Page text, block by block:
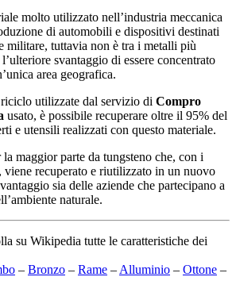
molto utilizzato nell’industria meccanica
di automobili e dispositivi destinati
militare, tuttavia non è tra i metalli più
svantaggio di essere concentrato
area geografica.
utilizzate dal servizio di Compro
usato, è possibile recuperare oltre il 95% del
e utensili realizzati con questo materiale.
maggior parte da tungsteno che, con i
recuperato e riutilizzato in un nuovo
sia delle aziende che partecipano a
naturale.
su Wikipedia tutte le caratteristiche dei
– Bronzo – Rame – Alluminio – Ottone –